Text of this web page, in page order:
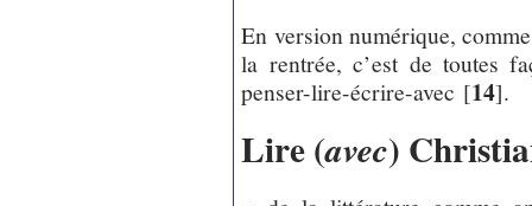
En version numérique,
la rentrée, c’est de toutes
penser-lire-écrire-avec [14].
Lire (avec)